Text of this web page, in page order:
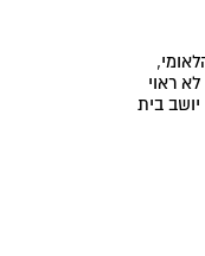
את סעיף 296 בחוק הביטוח הלאומי,
לא ראוי
יושב בית